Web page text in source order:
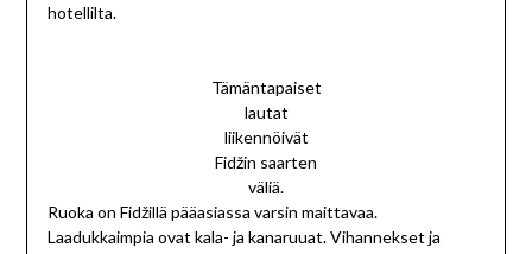
hotellilta.
Tämäntapaiset
lautat
liikennöivät
Fidžin saarten
väliä.
Ruoka on Fidžillä pääasiassa varsin maittavaa.
Laadukkaimpia ovat kala- ja kanaruuat. Vihannekset ja